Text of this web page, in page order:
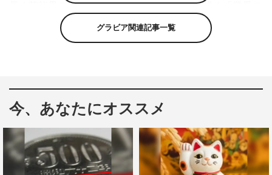
長く芸能界の第一線で活躍してきた秋元康が描く「業界の
裏側」にスポットを当てた原作を、主演・中井貴一、ヒロ
イン・鈴木京香の最強タッグ、そして演出・大根仁でドラ
ストーリーが描かれていく。
10月26日（月）後10・00より放送開始した本作だが、ド
ラマbiz枠が立ち上がって以降、午後10時スタート作品の
初回としては歴代1位となる視聴率6.6%を獲得した。快調
な滑り出しに、次回以降への期待も高まっている。
グラビア関連記事一覧
今、あなたにオススメ